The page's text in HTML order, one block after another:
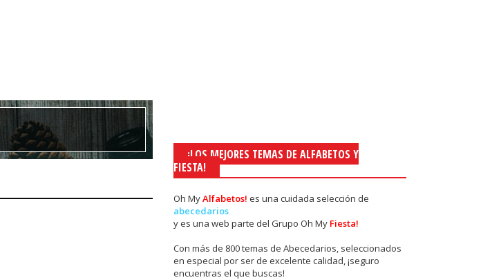
¡LOS MEJORES TEMAS DE ALFABETOS Y
FIESTA!
Oh MyAlfabetos! es una cuidada selección de
abecedarios
y es una web parte del Grupo Oh My Fiesta!
Con más de 800 temas de Abecedarios, seleccionados
en especial por ser de excelente calidad, ¡seguro
encuentras el que buscas!